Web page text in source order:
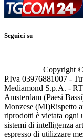
Seguici su
Copyright
P.Iva 03976881007 -
Mediamond S.p.A. -
Amsterdam (Paesi
Monzese (MI)Rispetto
riprodotti è vietata ogni
sistemi di intelligenza
espresso di utilizzare